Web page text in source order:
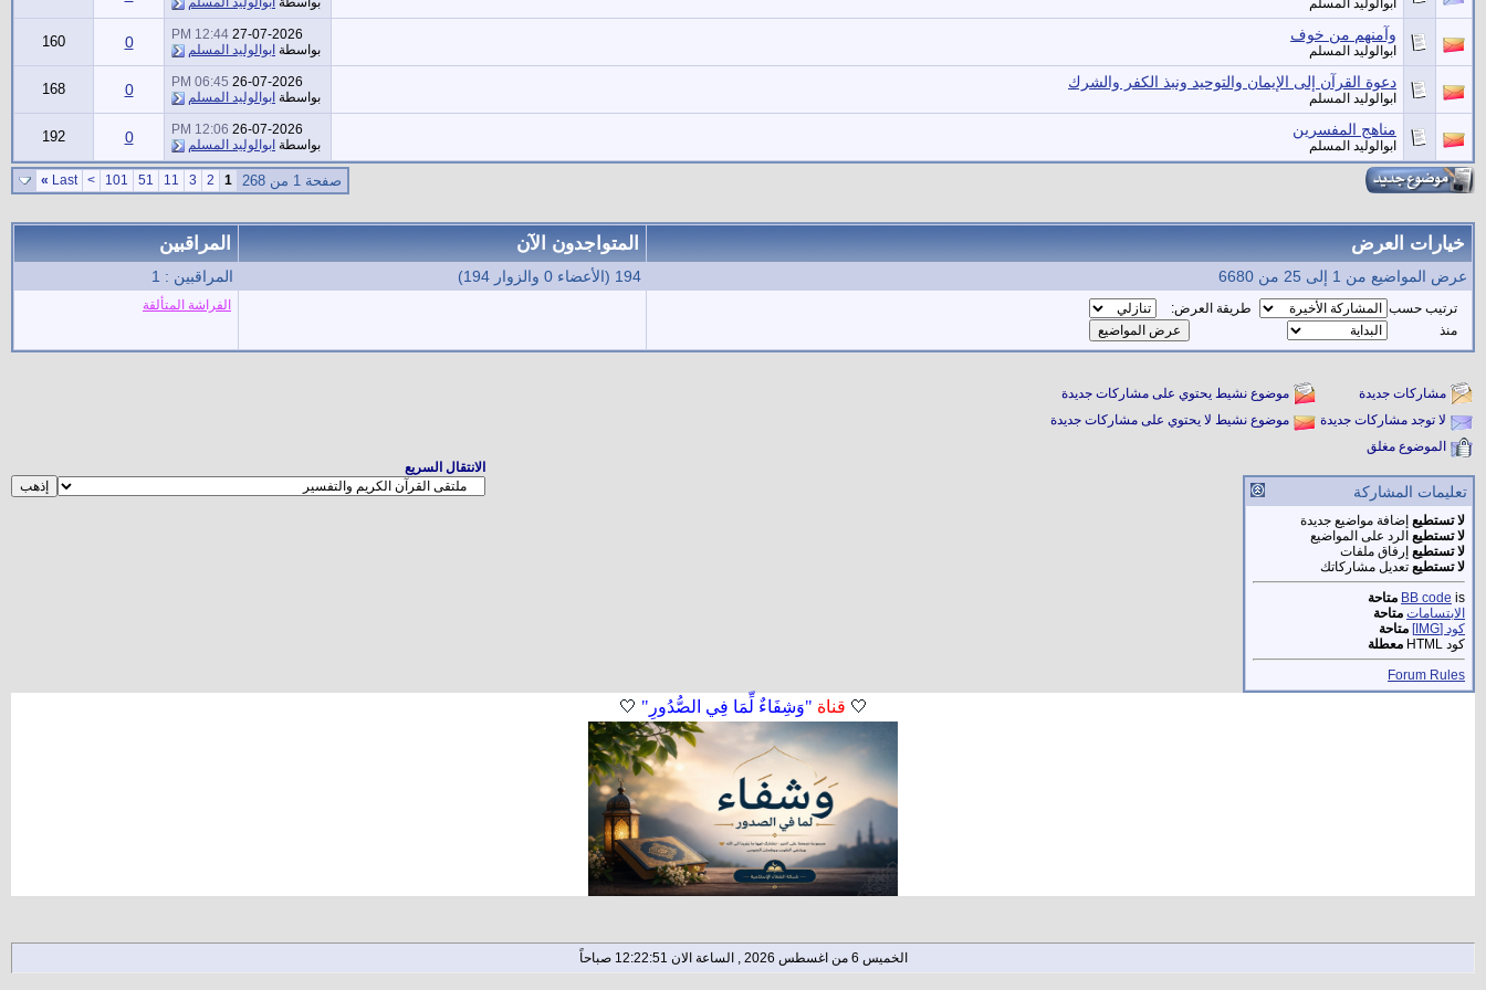
ابوالوليد المسلم
وآمنهم من خوف
ابوالوليد المسلم
27-07-2026
12:44 PM
بواسطة ابوالوليد المسلم 0
160
دعوة القرآن إلى الإيمان والتوحيد ونبذ الكفر والشرك
ابوالوليد المسلم
26-07-2026
06:45 PM
بواسطة ابوالوليد المسلم 0
168
مناهج المفسرين
ابوالوليد المسلم
26-07-2026
12:06 PM
بواسطة ابوالوليد المسلم 0
192
صفحة 1 من 268 1
2
3
11
51
101
>
Last
»
خيارات العرض المتواجدون الآن المراقبين
عرض المواضيع من 1 إلى 25 من 6680 194 (الأعضاء 0 والزوار 194) المراقبين : 1
ترتيب حسب
طريقة العرض:
منذ
الفراشة المتألقة
مشاركات جديدة
موضوع نشيط يحتوي على مشاركات جديدة
لا توجد مشاركات جديدة
موضوع نشيط لا يحتوي على مشاركات جديدة
الموضوع مغلق
تعليمات المشاركة
لا تستطيع إضافة مواضيع جديدة
لا تستطيع الرد على المواضيع
لا تستطيع إرفاق ملفات
لا تستطيع تعديل مشاركاتك
BB code is
متاحة
الابتسامات متاحة
كود [IMG]
متاحة
كود HTML
معطلة
Forum Rules
الانتقال السريع
🤍 قناة "وَشِفَاءٌ لِّمَا فِي الصُّدُورِ" 🤍
الخميس 6 من اغسطس 2026 , الساعة الان 12:22:51 صباحاً